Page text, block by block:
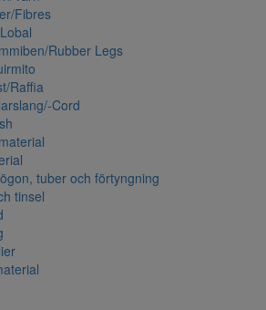
Fibres
Rubber Legs
Raffia
Cord
tuber och förtyngning
tinsel